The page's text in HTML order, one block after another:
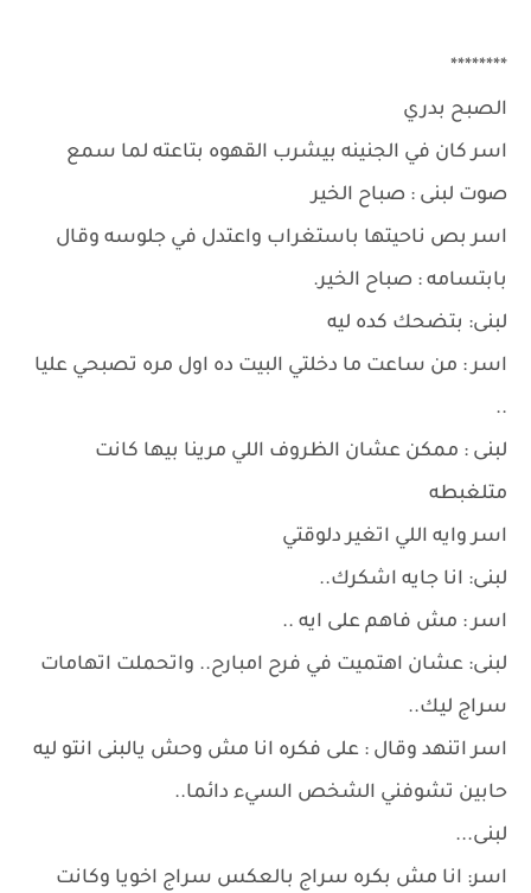
********
الصبح بدري
اسر كان في الجنينه بيشرب القهوه بتاعته لما سمع
صوت لبنى : صباح الخير
اسر بص ناحيتها باستغراب واعتدل في جلوسه وقال
بابتسامه : صباح الخير.
لبنى: بتضحك كده ليه
اسر : من ساعت ما دخلتي البيت ده اول مره تصبحي عليا
..
لبنى : ممكن عشان الظروف اللي مرينا بيها كانت
متلغبطه
اسر وايه اللي اتغير دلوقتي
لبنى: انا جايه اشكرك..
اسر : مش فاهم على ايه ..
لبنى: عشان اهتميت في فرح امبارح.. واتحملت اتهامات
سراج ليك..
اسر اتنهد وقال : على فكره انا مش وحش يالبنى انتو ليه
حابين تشوفني الشخص السيء دائما..
لبنى...
اسر: انا مش بكره سراج بالعكس سراج اخويا وكانت